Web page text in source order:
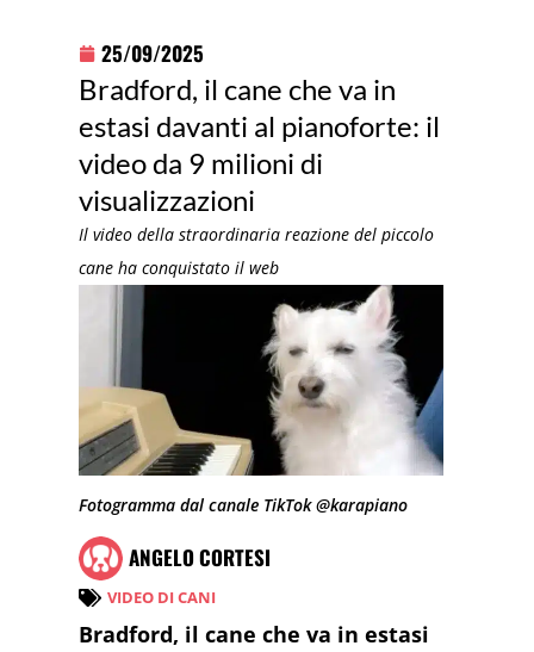
25/09/2025
Bradford, il cane che va in
estasi davanti al pianoforte: il
video da 9 milioni di
visualizzazioni
Il video della straordinaria reazione del piccolo
cane ha conquistato il web
Fotogramma dal canale TikTok @karapiano
ANGELO CORTESI
VIDEO DI CANI
Bradford, il cane che va in estasi